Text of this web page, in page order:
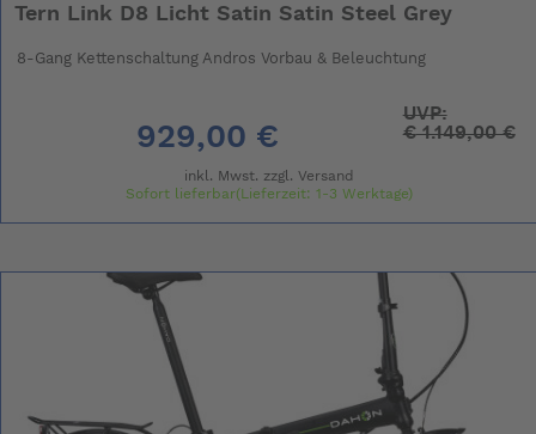
Tern Link D8 Licht Satin Satin Steel Grey
8-Gang Kettenschaltung Andros Vorbau & Beleuchtung
929,00 €
UVP:
€1.149,00 €
inkl. Mwst. zzgl. Versand
Sofort lieferbar(Lieferzeit: 1-3 Werktage)